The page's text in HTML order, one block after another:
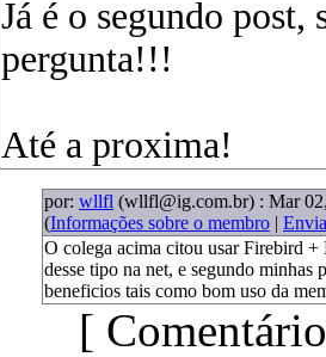
Já é o segundo
pergunta!!!
Até a proxima!
por: wllfl (wllfl@ig.com.br) : Mar
(Informações sobre o membro |
O colega acima citou usar Firebird
desse tipo na net, e segundo minhas
beneficios tais como bom uso da
[